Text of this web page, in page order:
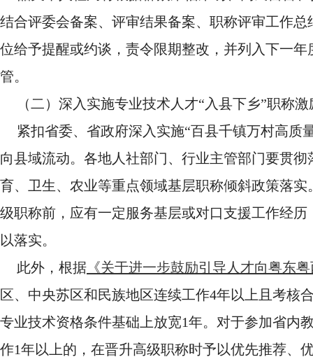
结合评委会备案、评审结果备案、职称评审工作
位给予提醒或约谈，责令限期整改，并列入下一
管。
（二）深入实施专业技术人才“入县下乡”职称
紧扣省委、省政府深入实施“百县千镇万村高
向县域流动。各地人社部门、行业主管部门要贯
育、卫生、农业等重点领域基层职称倾斜政策落
级职称前，应有一定服务基层或对口支援工作经
以落实。
此外，根据 《关于进一步鼓励引导人才向粤东
区、中央苏区和民族地区连续工作4年以上且考核
专业技术资格条件基础上放宽1年。对于参加省内
作1年以上的，在晋升高级职称时予以优先推荐、